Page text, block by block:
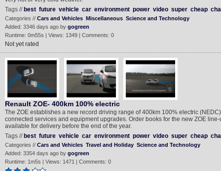
Tags // best future vehicle car environment power video super cheap
Categories // Cars and Vehicles Miscellaneous Science and Technology
Added: 3346 days ago by gogreen
Runtime: 0m55s | Views: 1349 | Comments: 0
Not yet rated
Renault ZOE- 400km 100% electric
The ZOE establishes a new record driving range of 400km 100% electric
connected services and equipment upgrades. Order books for the new ZOE
available for delivery before the end of the year.
Tags // best future vehicle car environment power video super cheap
Categories // Cars and Vehicles Travel and Holiday Science and Technology
Added: 3354 days ago by gogreen
Runtime: 1m5s | Views: 1471 | Comments: 0